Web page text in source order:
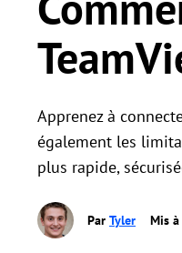
Apprenez à
également les
plus rapide,
Par Tyler Mis